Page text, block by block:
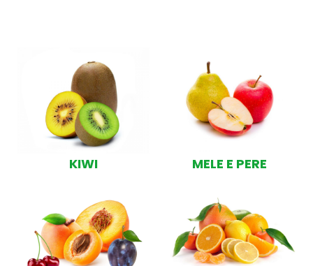
KIWI MELE E PERE